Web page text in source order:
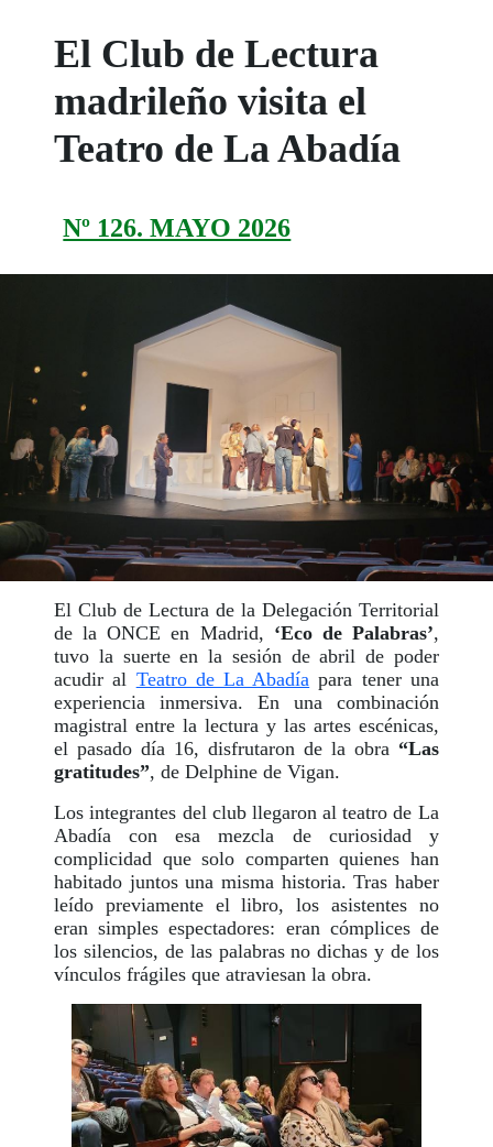
El Club de Lectura
madrileño visita el
Teatro de La Abadía
Nº 126. MAYO 2026
El Club de Lectura de la Delegación Territorial
de la ONCE en Madrid, ‘Eco de Palabras’,
tuvo la suerte en la sesión de abril de poder
acudir al Teatro de La Abadía para tener una
experiencia inmersiva. En una combinación
magistral entre la lectura y las artes escénicas,
el pasado día 16, disfrutaron de la obra “Las
gratitudes”, de Delphine de Vigan.
Los integrantes del club llegaron al teatro de La
Abadía con esa mezcla de curiosidad y
complicidad que solo comparten quienes han
habitado juntos una misma historia. Tras haber
leído previamente el libro, los asistentes no
eran simples espectadores: eran cómplices de
los silencios, de las palabras no dichas y de los
vínculos frágiles que atraviesan la obra.